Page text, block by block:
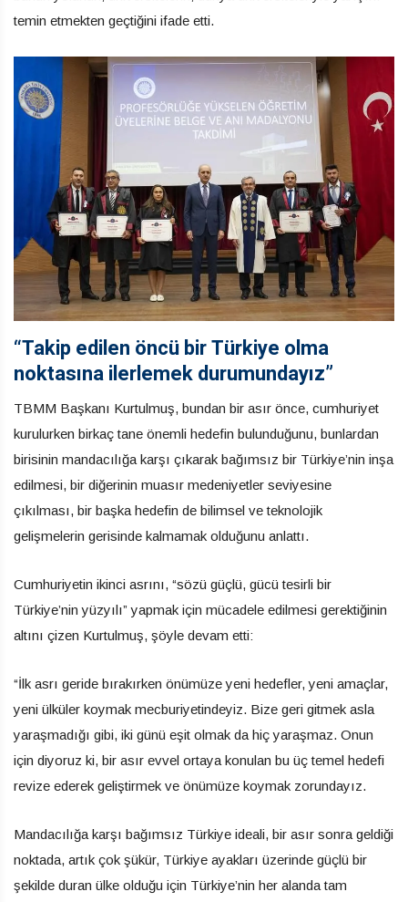
temin etmekten geçtiğini ifade etti.
“Takip edilen öncü bir Türkiye olma
noktasına ilerlemek durumundayız”
TBMM Başkanı Kurtulmuş, bundan bir asır önce, cumhuriyet
kurulurken birkaç tane önemli hedefin bulunduğunu, bunlardan
birisinin mandacılığa karşı çıkarak bağımsız bir Türkiye’nin inşa
edilmesi, bir diğerinin muasır medeniyetler seviyesine
çıkılması, bir başka hedefin de bilimsel ve teknolojik
gelişmelerin gerisinde kalmamak olduğunu anlattı.
Cumhuriyetin ikinci asrını, “sözü güçlü, gücü tesirli bir
Türkiye’nin yüzyılı” yapmak için mücadele edilmesi gerektiğinin
altını çizen Kurtulmuş, şöyle devam etti:
“İlk asrı geride bırakırken önümüze yeni hedefler, yeni amaçlar,
yeni ülküler koymak mecburiyetindeyiz. Bize geri gitmek asla
yaraşmadığı gibi, iki günü eşit olmak da hiç yaraşmaz. Onun
için diyoruz ki, bir asır evvel ortaya konulan bu üç temel hedefi
revize ederek geliştirmek ve önümüze koymak zorundayız.
Mandacılığa karşı bağımsız Türkiye ideali, bir asır sonra geldiği
noktada, artık çok şükür, Türkiye ayakları üzerinde güçlü bir
şekilde duran ülke olduğu için Türkiye’nin her alanda tam